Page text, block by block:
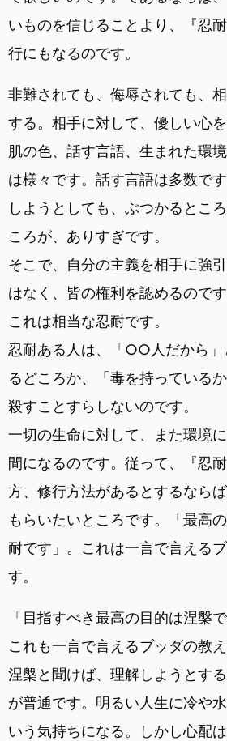
いものを信じることより、『忍
行にもなるのです。
非難されても、侮辱されても、
する。相手に対して、優しい心を
肌の色、話す言語、生まれた環
は様々です。話す言語は多数で
しようとしても、ぶつかるとこ
ころが、ありすぎです。
そこで、自分の主義を相手に強
はなく、皆の権利を認めるのです
これは相当な忍耐です。
忍耐ある人は、「○○人だから」
るどころか、「毒を持っている
殺すことすらしないのです。
一切の生命に対して、また環境
間になるのです。従って、『忍
方、修行方法があるとするなら
もらいたいところです。「最高
耐です」。これは一言で言える
す。
「目指すべき最高の目的は涅槃で
これも一言で言えるブッダの教え
涅槃と聞けば、理解しようとす
が普通です。明るい人生に冷や
いう気持ちになる。しかし心配